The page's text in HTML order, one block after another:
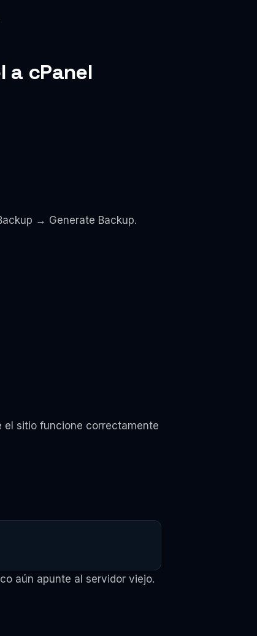
a cPanel
→ Generate Backup.
el sitio funcione correctamente
aún apunte al servidor viejo.